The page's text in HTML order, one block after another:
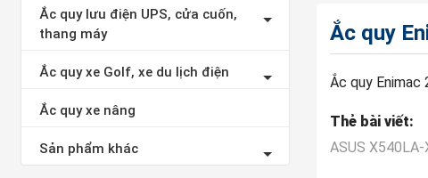
Ắc quy lưu điện UPS, cửa cuốn,
thang máy
Ắc quy xe Golf, xe du lịch điện
Ắc quy xe nâng
Sản phẩm khác
Ắc quy
Ắc quy Enimac
Thẻ bài viết:
ASUS